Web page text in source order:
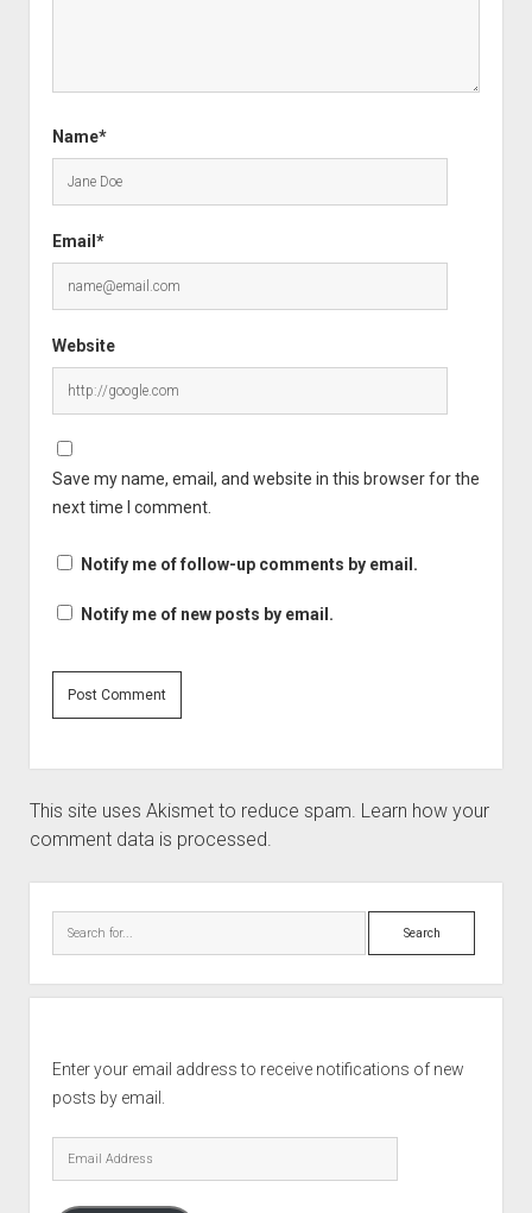
Name*
Email*
Website
Save my name, email, and website in this browser for the
next time I comment.
Notify me of follow-up comments by email.
Notify me of new posts by email.
This site uses Akismet to reduce spam. Learn how your
comment data is processed.
Search
Enter your email address to receive notifications of new
posts by email.
Email
Address